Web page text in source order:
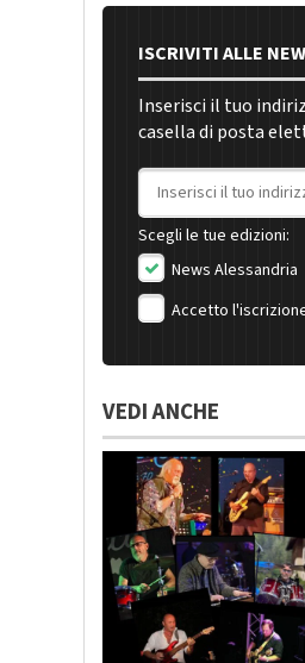
ISCRIVITI ALLE
Inserisci il tuo
casella di posta
Indirizzo email
Scegli le tue edizioni:
News Alessandria
Accetto
VEDI ANCHE